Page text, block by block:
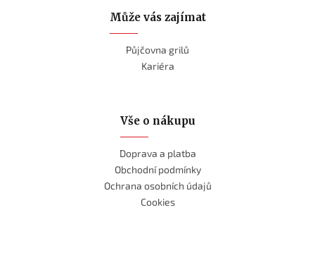
Může vás zajímat
Půjčovna grilů
Kariéra
Vše o nákupu
Doprava a platba
Obchodní podmínky
Ochrana osobních údajů
Cookies